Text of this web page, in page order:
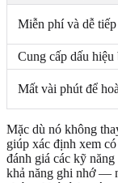
Miễn phí và dễ tiếp
Cung cấp dấu hiệu
Mất vài phút để
Mặc dù nó không
giúp xác định xem
đánh giá các kỹ
khả năng ghi nhớ —